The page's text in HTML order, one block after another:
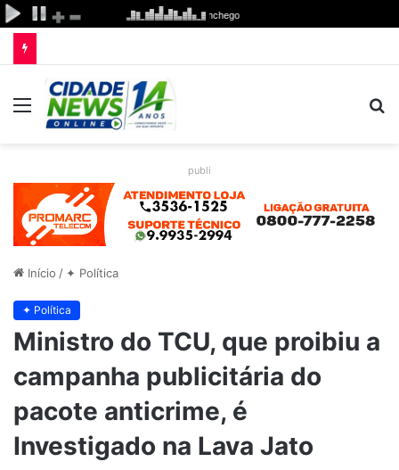
Menu
publi
Início / ✦ Política
✦ Política
Ministro do TCU, que proibiu a
campanha publicitária do
pacote anticrime, é
Investigado na Lava Jato